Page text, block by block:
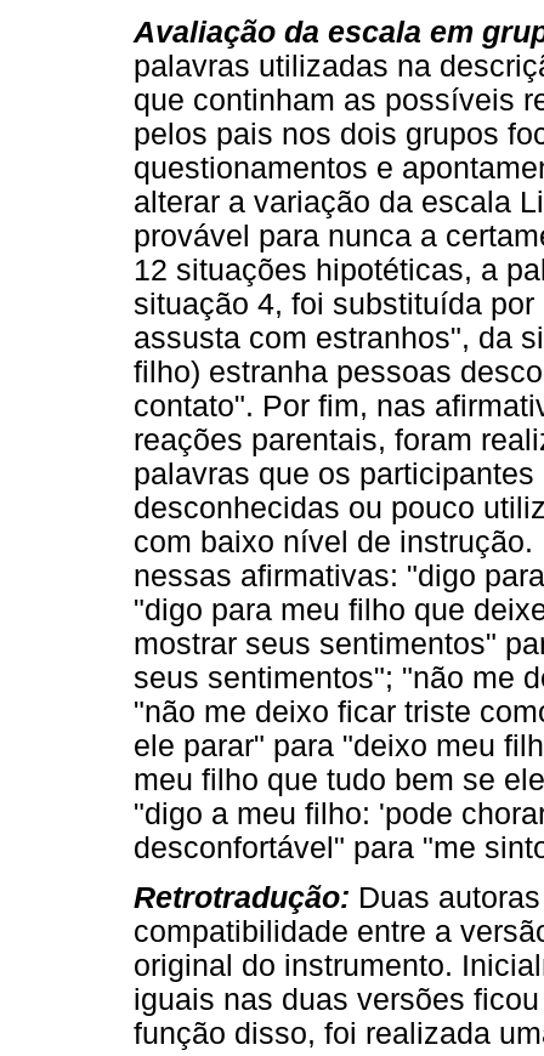
Avaliação da escala em
palavras utilizadas na
que continham as possíveis
pelos pais nos dois grupos
questionamentos e
alterar a variação da escala
provável para nunca a
12 situações hipotéticas, a
situação 4, foi substituída
assusta com estranhos", da
filho) estranha pessoas
contato". Por fim, nas
reações parentais, foram
palavras que os
desconhecidas ou pouco
com baixo nível de
nessas afirmativas: "digo
"digo para meu filho que
mostrar seus sentimentos"
seus sentimentos"; "não me
"não me deixo ficar triste
ele parar" para "deixo meu
meu filho que tudo bem se
"digo a meu filho: 'pode
desconfortável" para "me
Retrotradução: Duas
compatibilidade entre a
original do instrumento.
iguais nas duas versões
função disso, foi realizada